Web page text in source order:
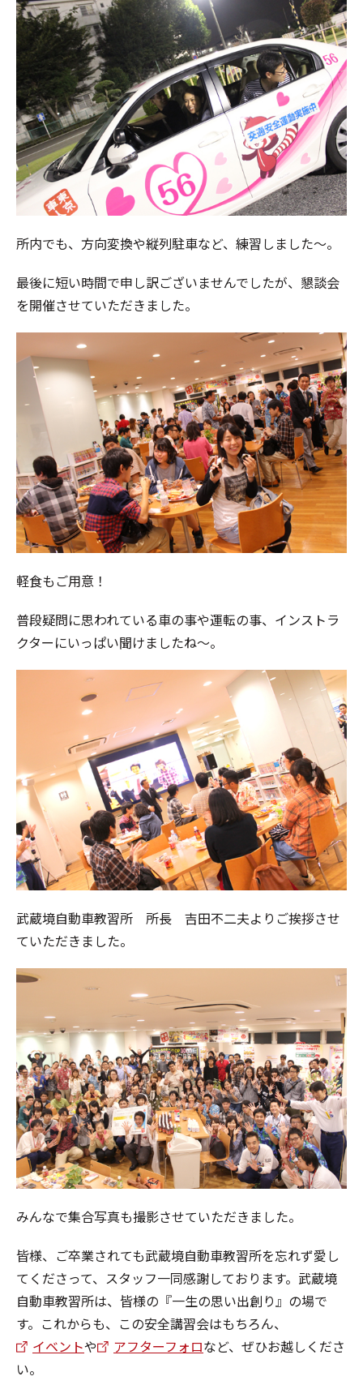
所内でも、方向変換や縦列駐車など、練習しました～。
最後に短い時間で申し訳ございませんでしたが、懇談会
を開催させていただきました。
軽食もご用意！
普段疑問に思われている車の事や運転の事、インストラ
クターにいっぱい聞けましたね～。
武蔵境自動車教習所 所長 吉田不二夫よりご挨拶させ
ていただきました。
みんなで集合写真も撮影させていただきました。
皆様、ご卒業されても武蔵境自動車教習所を忘れず愛し
てくださって、スタッフ一同感謝しております。武蔵境
自動車教習所は、皆様の『一生の思い出創り』の場で
す。これからも、この安全講習会はもちろん、
イベントや アフターフォロなど、ぜひお越しくださ
い。